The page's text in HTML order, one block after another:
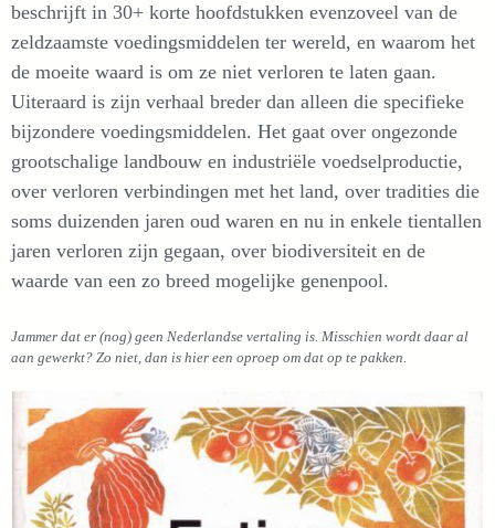
beschrijft in 30+ korte hoofdstukken evenzoveel van de
zeldzaamste voedingsmiddelen ter wereld, en waarom het
de moeite waard is om ze niet verloren te laten gaan.
Uiteraard is zijn verhaal breder dan alleen die specifieke
bijzondere voedingsmiddelen. Het gaat over ongezonde
grootschalige landbouw en industriële voedselproductie,
over verloren verbindingen met het land, over tradities die
soms duizenden jaren oud waren en nu in enkele tientallen
jaren verloren zijn gegaan, over biodiversiteit en de
waarde van een zo breed mogelijke genenpool.
Jammer dat er (nog) geen Nederlandse vertaling is. Misschien wordt daar al
aan gewerkt? Zo niet, dan is hier een oproep om dat op te pakken.